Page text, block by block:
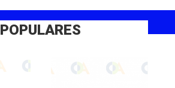
POPULARES